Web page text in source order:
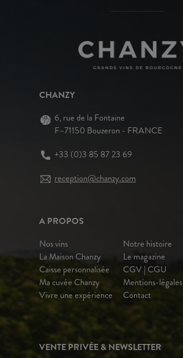
CHANZY
6, rue de la Fontaine
F–71150 Bouzeron - FRANCE
+33 (0)3 85 87 23 69
reception@chanzy.com
A PROPOS
Nos vins
La Maison Chanzy
Caisse personnalisée
Ma cuvée Chanzy
Vivre une expérience
Notre histoire
Le magazine
CGV | CGU
Mentions-légales
Contact
VENTE PRIVÉE & NEWSLETTER